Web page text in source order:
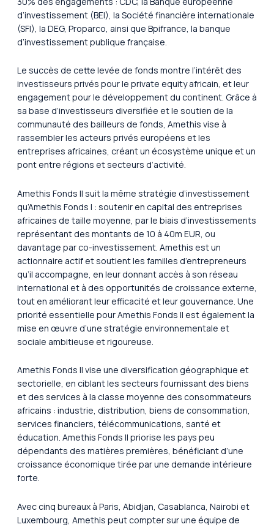
d’investissement (BEI), la Société financière internationale
(SFI), la DEG, Proparco, ainsi que Bpifrance, la banque
d’investissement publique française.
Le succès de cette levée de fonds montre l’intérêt des
investisseurs privés pour le private equity africain, et leur
engagement pour le développement du continent. Grâce à
sa base d’investisseurs diversifiée et le soutien de la
communauté des bailleurs de fonds, Amethis vise à
rassembler les acteurs privés européens et les
entreprises africaines, créant un écosystème unique et un
pont entre régions et secteurs d’activité.
Amethis Fonds II suit la même stratégie d’investissement
qu’Amethis Fonds I : soutenir en capital des entreprises
africaines de taille moyenne, par le biais d’investissements
représentant des montants de 10 à 40m EUR, ou
davantage par co-investissement. Amethis est un
actionnaire actif et soutient les familles d’entrepreneurs
qu’il accompagne, en leur donnant accès à son réseau
international et à des opportunités de croissance externe,
tout en améliorant leur efficacité et leur gouvernance. Une
priorité essentielle pour Amethis Fonds II est également la
mise en œuvre d’une stratégie environnementale et
sociale ambitieuse et rigoureuse.
Amethis Fonds II vise une diversification géographique et
sectorielle, en ciblant les secteurs fournissant des biens
et des services à la classe moyenne des consommateurs
africains : industrie, distribution, biens de consommation,
services financiers, télécommunications, santé et
éducation. Amethis Fonds II priorise les pays peu
dépendants des matières premières, bénéficiant d’une
croissance économique tirée par une demande intérieure
forte.
Avec cinq bureaux à Paris, Abidjan, Casablanca, Nairobi et
Luxembourg, Amethis peut compter sur une équipe de